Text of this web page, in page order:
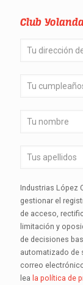
Club
Industrias López
gestionar el
de acceso,
limitación y
de decisiones
automatizado de
correo
lea la política de